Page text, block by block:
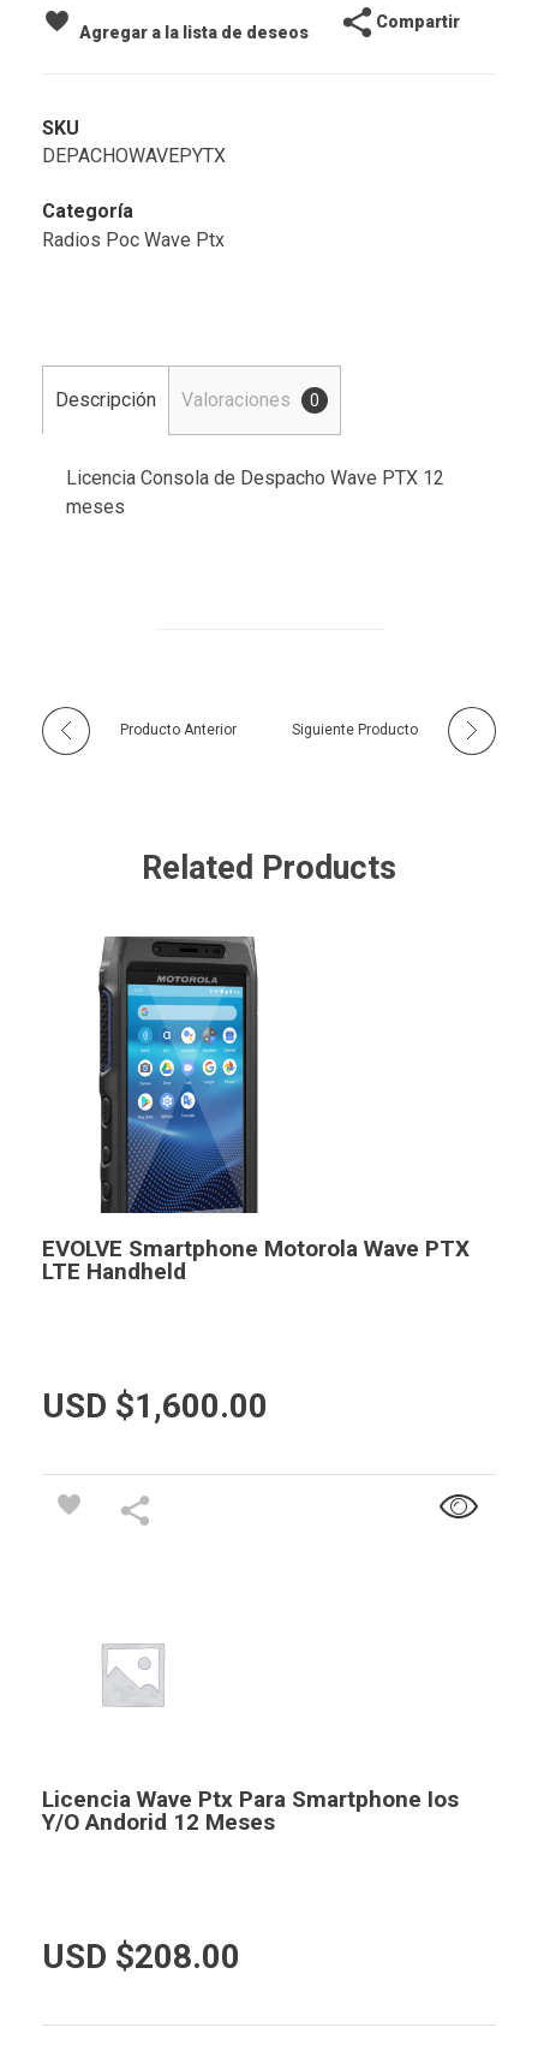
Agregar a la lista de deseos
Compartir
SKU
DEPACHOWAVEPYTX
Categoría
Radios Poc Wave Ptx
Descripción Valoraciones 0
Licencia Consola de Despacho Wave PTX 12
meses
Producto Anterior Siguiente Producto
Related Products
EVOLVE Smartphone Motorola Wave PTX
LTE Handheld
USD $1,600.00
Licencia Wave Ptx Para Smartphone Ios
Y/o Andorid 12 Meses
USD $208.00